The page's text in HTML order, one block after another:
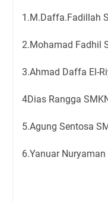
1.M.Daffa.Fadillah
2.Mohamad Fadhil
3.Ahmad Daffa El-
4Dias Rangga
5.Agung Sentosa
6.Yanuar